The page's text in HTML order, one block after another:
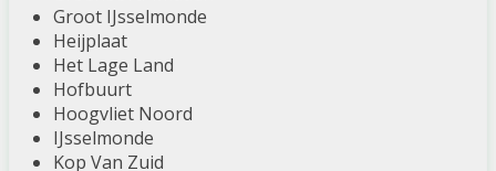
Groot IJsselmonde
Heijplaat
Het Lage Land
Hofbuurt
Hoogvliet Noord
IJsselmonde
Kop Van Zuid